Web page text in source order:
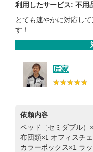
利用したサービス: 不用
とても速やかに対応し
す！
匠家
★★★★★
★★★★★
依頼内容
ベッド（セミダブル）
布団類×1 オフィスチ
カラーボックス×1 ラ